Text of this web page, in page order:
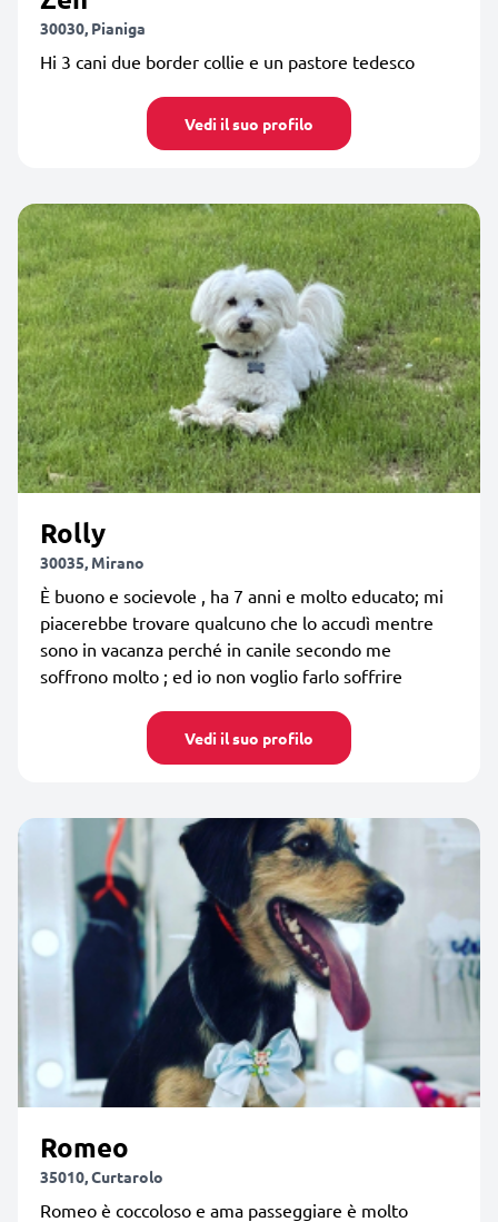
30030, Pianiga
Hi 3 cani due border collie e un pastore tedesco
Vedi il suo profilo
Rolly
30035, Mirano
È buono e socievole , ha 7 anni e molto educato; mi
piacerebbe trovare qualcuno che lo accudì mentre
sono in vacanza perché in canile secondo me
soffrono molto ; ed io non voglio farlo soffrire
Vedi il suo profilo
Romeo
35010, Curtarolo
Romeo è coccoloso e ama passeggiare è molto